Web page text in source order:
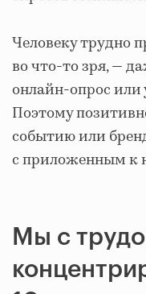
Человеку трудно
во что-то зря, —
онлайн-опрос или
Поэтому
событию или
с приложенным к
Мы с